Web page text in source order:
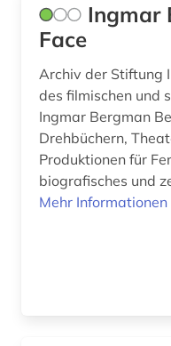
Ingmar
Face
Archiv der Stiftung
des filmischen und
Ingmar Bergman
Drehbüchern,
Produktionen für
biografisches und
Mehr Informationen